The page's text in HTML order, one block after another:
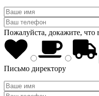
Пожалуйста, докажите, что
Письмо директору